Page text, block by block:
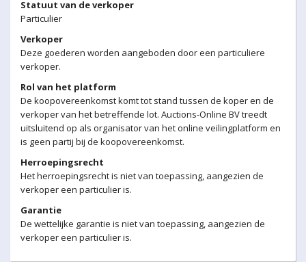
Statuut van de verkoper
Particulier
Verkoper
Deze goederen worden aangeboden door een particuliere
verkoper.
Rol van het platform
De koopovereenkomst komt tot stand tussen de koper en de
verkoper van het betreffende lot. Auctions-Online BV treedt
uitsluitend op als organisator van het online veilingplatform en
is geen partij bij de koopovereenkomst.
Herroepingsrecht
Het herroepingsrecht is niet van toepassing, aangezien de
verkoper een particulier is.
Garantie
De wettelijke garantie is niet van toepassing, aangezien de
verkoper een particulier is.